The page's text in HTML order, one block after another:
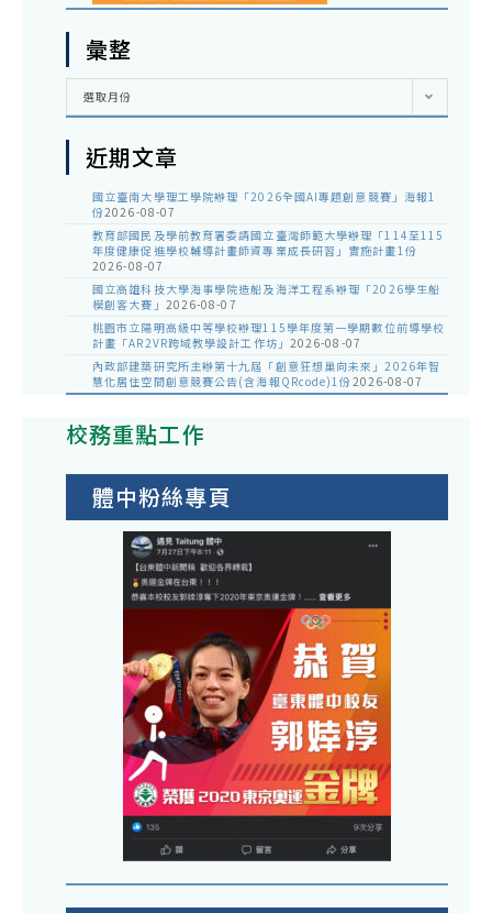
彙整
彙
選取月份
近期文章
國立臺南大學理工學院辦理「2026全國AI專題創意競賽」海報1
份2026-08-07
教育部國民及學前教育署委請國立臺灣師範大學辦理「114至115
年度健康促進學校輔導計畫師資專業成長研習」實施計畫1份
2026-08-07
國立高雄科技大學海事學院造船及海洋工程系辦理「2026學生船
模創客大賽」 2026-08-07
桃園市立陽明高級中等學校辦理115學年度第一學期數位前導學校
計畫「AR2VR跨域教學設計工作坊」 2026-08-07
內政部建築研究所主辦第十九屆「創意狂想巢向未來」2026年智
慧化居住空間創意競賽公告(含海報QRcode)1份2026-08-07
校務重點工作
體中粉絲專頁